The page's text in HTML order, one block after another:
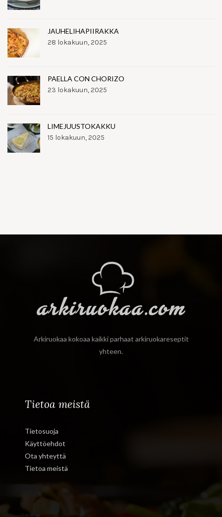
JAUHELIHAPIIRAKKA
28 lokakuun, 2025
PAELLA CON CHORIZO
23 lokakuun, 2025
LIMEJUUSTOKAKKU
15 lokakuun, 2025
Arkiruokaa kokoaa kaikki parhaat arkiruokareseptit
yhteen.
Tietoa meistä
Tietosuoja
Käyttöehdot
Ota yhteyttä
Tietoa meistä